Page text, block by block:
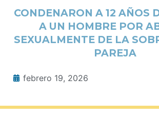
CONDENARON A 12 AÑOS
A UN HOMBRE POR
SEXUALMENTE DE LA
PAREJA
febrero 19, 2026